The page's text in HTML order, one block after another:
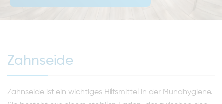
Zahnseide
Zahnseide ist ein wichtiges Hilfsmittel in der Mundhygiene.